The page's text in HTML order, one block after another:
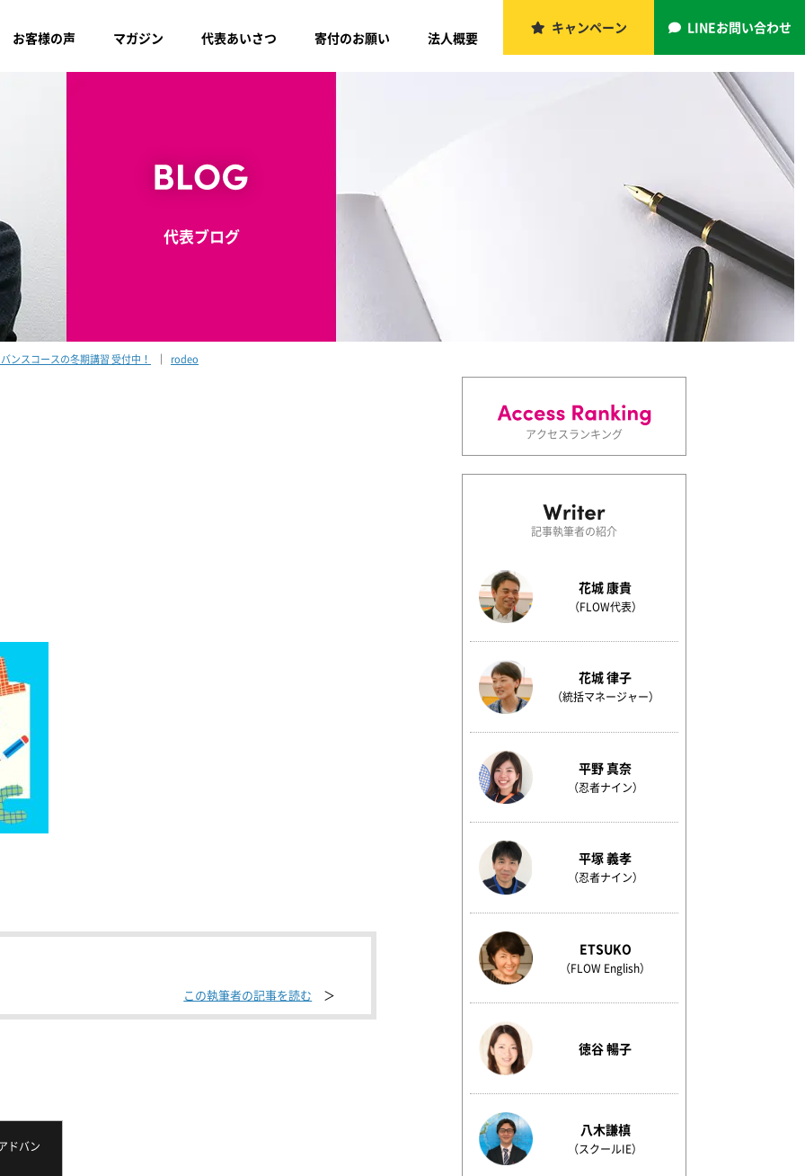
キャンペーン LINEお問い合わせ
お客様の声 マガジン 代表あいさつ 寄付のお願い 法人概要
代表ブログ
スコースの冬期講習 受付中！ rodeo
この執筆者の記事を読む
ドバン
アクセスランキング
記事執筆者の紹介
花城 康貴
（FLOW代表）
花城 律子
（統括マネージャー）
平野 真奈
（忍者ナイン）
平塚 義孝
（忍者ナイン）
ETSUKO
（FLOW English）
徳谷 暢子
八木謙槙
（スクールIE）